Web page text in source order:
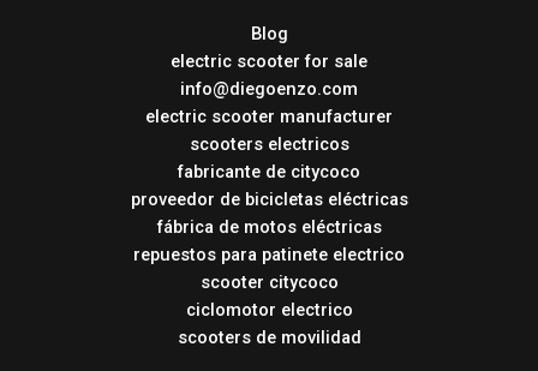
Blog
electric scooter for sale
info@diegoenzo.com
electric scooter manufacturer
scooters electricos
fabricante de citycoco
proveedor de bicicletas eléctricas
fábrica de motos eléctricas
repuestos para patinete electrico
scooter citycoco
ciclomotor electrico
scooters de movilidad